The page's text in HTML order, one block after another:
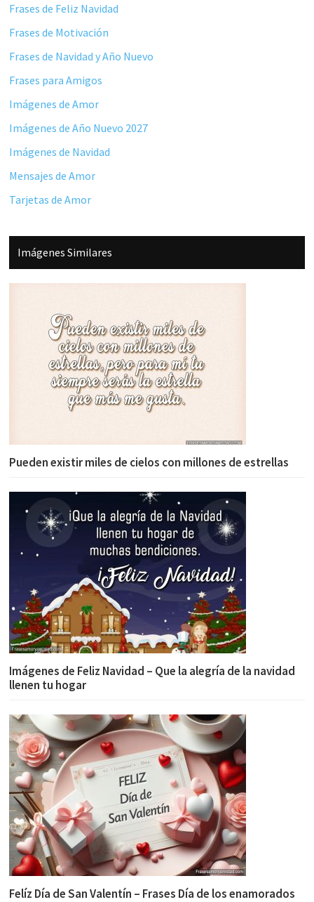
Frases de Feliz Navidad
Frases de Motivación
Frases de Navidad y Año Nuevo
Frases para Amigos
Imágenes de Amor
Imágenes de Año Nuevo 2027
Imágenes de Navidad
Mensajes de Amor
Tarjetas de Amor
Imágenes Similares
Pueden existir miles de cielos con millones de estrellas
Imágenes de Feliz Navidad – Que la alegría de la navidad
llenen tu hogar
Felíz Día de San Valentín – Frases Día de los enamorados